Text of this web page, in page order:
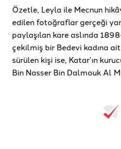
Özetle, Leyla ile Mecnun
edilen fotoğraflar gerçeği
paylaşılan kare aslında
çekilmiş bir Bedevi kadına
sürülen kişi ise, Katar’ın
Bin Nasser Bin Dalmouk Al